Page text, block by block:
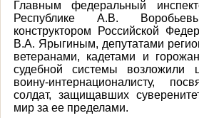
Главным федеральный
Республике А.В.
конструктором Российской
В.А. Ярыгиным, депутатами
ветеранами, кадетами и
судебной системы возложили
воину-интернационалисту,
солдат, защищавших
мир за ее пределами.